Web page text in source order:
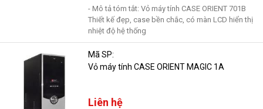
- Mô tả tóm tắt: Vỏ máy tính CASE ORIENT 701B
Thiết kế đẹp, case bền chắc, có màn LCD hiển thị
nhiệt độ hệ thống
Mã SP:
Vỏ máy tính CASE ORIENT MAGIC 1A
Liên hệ